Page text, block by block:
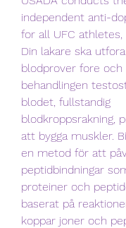
independent anti-
for all UFC athletes,
Din lakare ska
blodprover fore och
behandlingen
blodet, fullstandig
blodkroppsrakning,
att bygga muskler.
en metod för att
peptidbindningar
proteiner och
baserat på
koppar joner och